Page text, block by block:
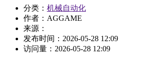
分类： 机械自动化
作者：AGGAME
来源：
发布时间： 2026-05-28 12:09
访问量： 2026-05-28 12:09